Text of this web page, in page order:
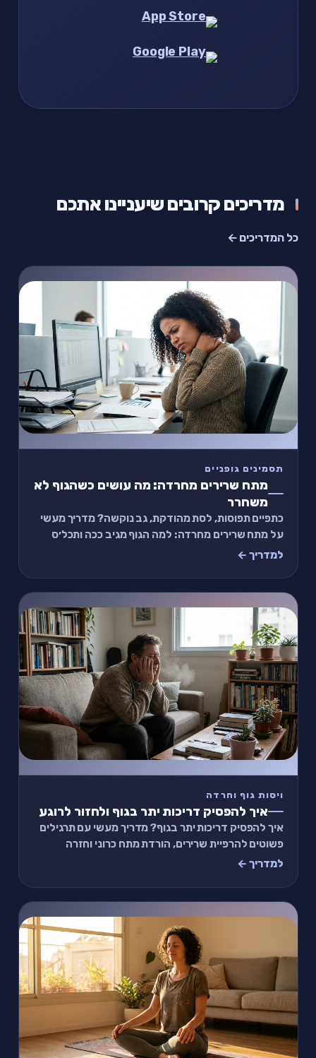
מדריכים קרובים שיעניינו אתכם
כל המדריכים ←
תסמינים גופניים
מתח שרירים מחרדה: מה עושים כשהגוף לא
משחרר
כתפיים תפוסות, לסת מהודקת, גב נוקשה? מדריך מעשי
על מתח שרירים מחרדה: למה הגוף מגיב ככה ותכל׳ס
תרגיל של 2 דקות לשחרור מיידי.
למדריך ←
ויסות גוף וחרדה
איך להפסיק דריכות יתר בגוף ולחזור לרוגע
איך להפסיק דריכות יתר בגוף? מדריך מעשי עם תרגילים
פשוטים להרפיית שרירים, הורדת מתח כרוני וחזרה
לתחושת רוגע בגוף תוך דקות.
למדריך ←